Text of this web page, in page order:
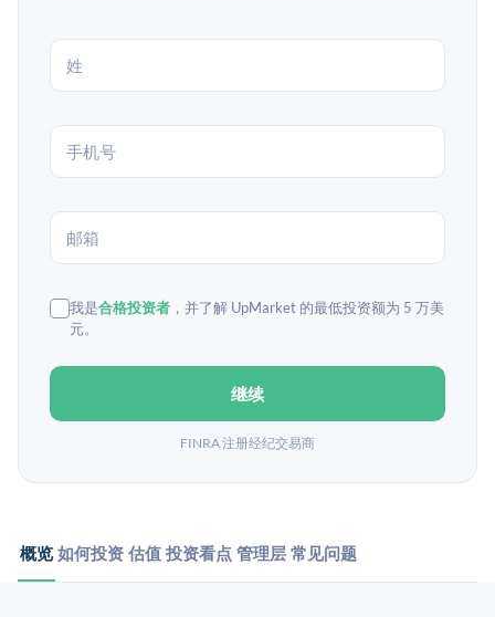
我是合格投资者 ，并了解 UpMarket 的最低投资额为 5 万美
元。
继续
FINRA 注册经纪交易商
概览 如何投资 估值 投资看点 管理层 常见问题